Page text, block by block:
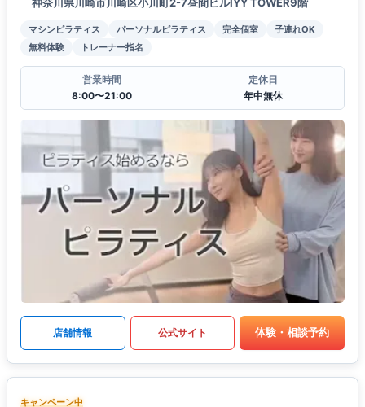
神奈川県川崎市川崎区小川町2-7昼間ビルIYY TOWER9階
マシンピラティス パーソナルピラティス 完全個室
子連れOK
無料体験
トレーナー指名
営業時間
8:00〜21:00
定休日
年中無休
店舗情報 公式サイト 体験・相談予約
キャンペーン中